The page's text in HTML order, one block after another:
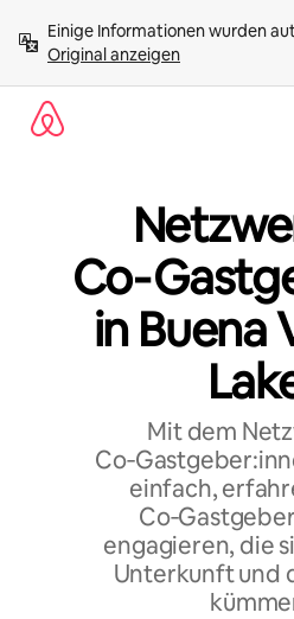
Inhalten
springenOriginal anzeigen
in Buena
Mit dem
einfach,
engagieren, die
Unterkunft und